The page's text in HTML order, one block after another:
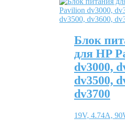
Блок
для HP
dv3000,
dv3500,
dv3700
19V, 4.74A,